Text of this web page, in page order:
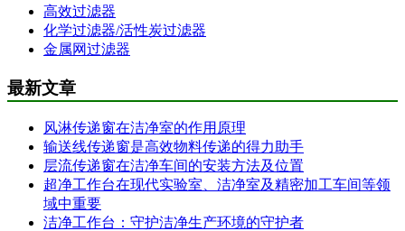
高效过滤器
化学过滤器/活性炭过滤器
金属网过滤器
最新文章
风淋传递窗在洁净室的作用原理
输送线传递窗是高效物料传递的得力助手
层流传递窗在洁净车间的安装方法及位置
超净工作台在现代实验室、洁净室及精密加工车间等领
域中重要
洁净工作台：守护洁净生产环境的守护者